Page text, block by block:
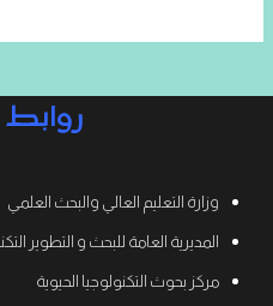
وزارة التعليم العالي والبحث العلمي
المديرية العامة للبحث و التطوير
مركز بحوث التكنولوجيا الحيوية